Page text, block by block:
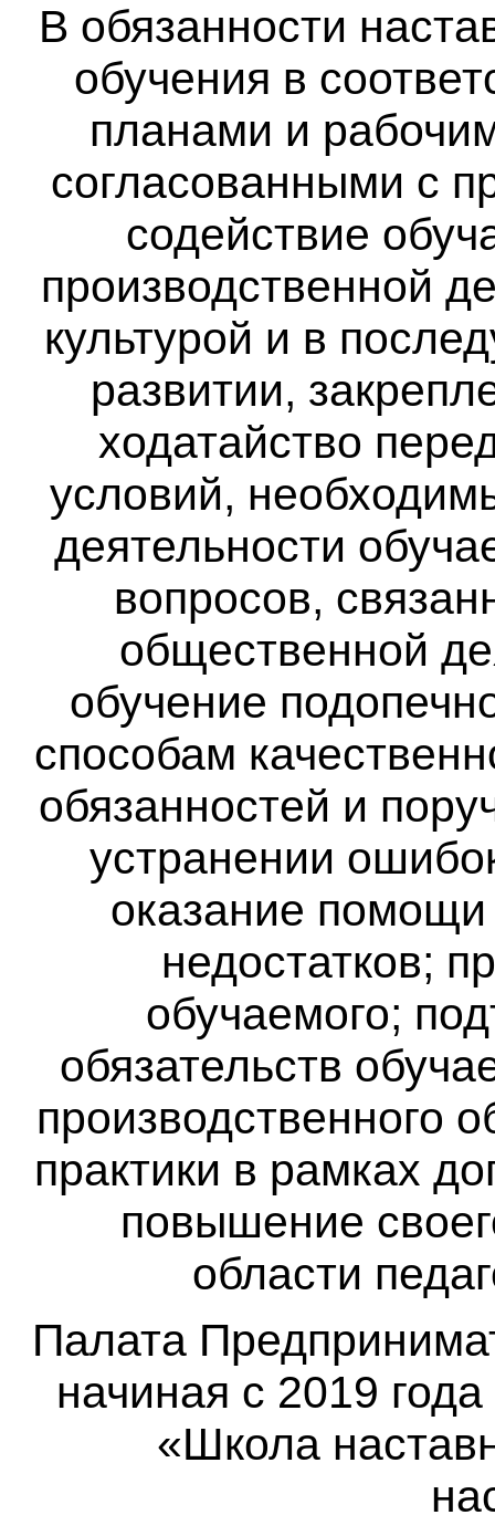
В обязанности
обучения в
планами и
согласованными с
содействие
производственной
культурой и в
развитии,
ходатайство
условий,
деятельности
вопросов,
общественной
обучение
способам
обязанностей и
устранении
оказание
недостатков;
обучаемого;
обязательств
производственного
практики в рамках
повышение
области
Палата
начиная с 2019
«Школа